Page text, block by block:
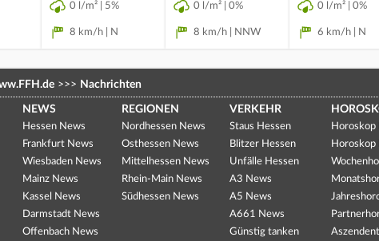
0 l/m² | 5%
8 km/h | N
0 l/m² | 0%
8 km/h | NNW
0 l/m² | 0%
6 km/h | N
>>> Nachrichten
NEWS
Hessen News
Frankfurt News
Wiesbaden News
Mainz News
Kassel News
Darmstadt News
Offenbach News
REGIONEN
Nordhessen News
Osthessen News
Mittelhessen News
Rhein-Main News
Südhessen News
VERKEHR
Staus Hessen
Blitzer Hessen
Unfälle Hessen
A3 News
A5 News
A661 News
Günstig tanken
Horoskop
Horoskop
Aszendent